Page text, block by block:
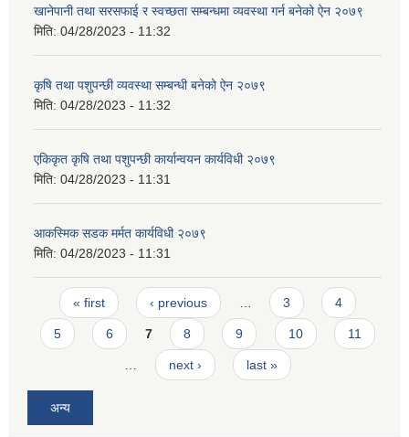
खानेपानी तथा सरसफाई र स्वच्छता सम्बन्धमा व्यवस्था गर्न बनेको ऐन २०७९
मिति: 04/28/2023 - 11:32
कृषि तथा पशुपन्छी व्यवस्था सम्बन्धी बनेको ऐन २०७९
मिति: 04/28/2023 - 11:32
एकिकृत कृषि तथा पशुपन्छी कार्यान्वयन कार्यविधी २०७९
मिति: 04/28/2023 - 11:31
आकस्मिक सडक मर्मत कार्यविधी २०७९
मिति: 04/28/2023 - 11:31
Pages
« first ‹ previous … 3 4
5 6 7 8 9 10 11
… next › last »
अन्य